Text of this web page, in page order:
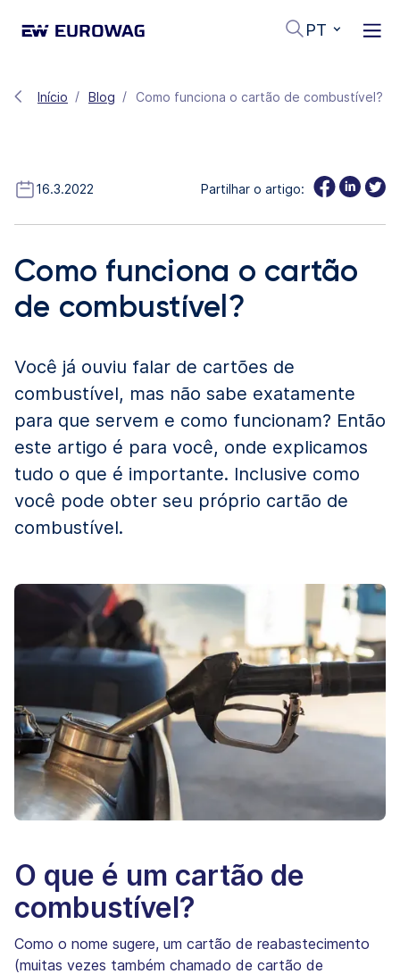
PT
Início Blog Como funciona o cartão de combustível?
16.3.2022 Partilhar o artigo:
Como funciona o cartão
de combustível?
Você já ouviu falar de cartões de
combustível, mas não sabe exatamente
para que servem e como funcionam? Então
este artigo é para você, onde explicamos
tudo o que é importante. Inclusive como
você pode obter seu próprio cartão de
combustível.
O que é um cartão de
combustível?
Como o nome sugere, um cartão de reabastecimento
(muitas vezes também chamado de cartão de